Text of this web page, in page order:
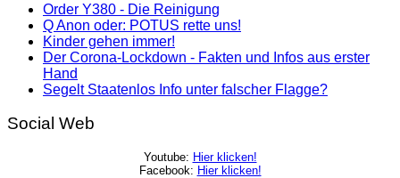
Order Y380 - Die Reinigung
Q Anon oder: POTUS rette uns!
Kinder gehen immer!
Der Corona-Lockdown - Fakten und Infos aus erster
Hand
Segelt Staatenlos Info unter falscher Flagge?
Social Web
Youtube: Hier klicken!
Facebook: Hier klicken!